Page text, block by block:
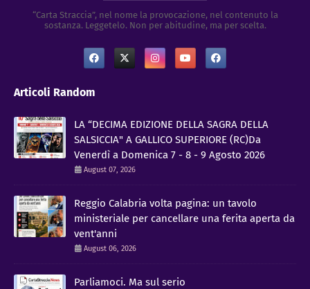
“Carta Straccia”, nel nome la provocazione, nel contenuto la
sostanza. Leggetelo. Non per abitudine, ma per scelta.
Articoli Random
LA “DECIMA EDIZIONE DELLA SAGRA DELLA
SALSICCIA" A GALLICO SUPERIORE (RC)Da
Venerdì a Domenica 7 - 8 - 9 Agosto 2026
August 07, 2026
​Reggio Calabria volta pagina: un tavolo
ministeriale per cancellare una ferita aperta da
vent'anni
August 06, 2026
Parliamoci. Ma sul serio